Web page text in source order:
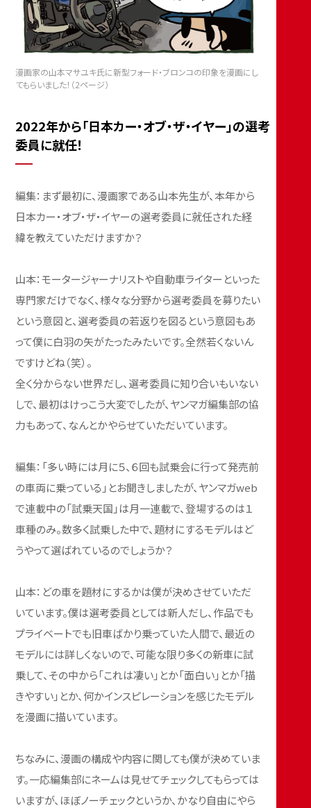
漫画家の山本マサユキ氏に新型フォード・ブロンコの印象を漫画にし
てもらいました！（2ページ）
2022年から「日本カー・オブ・ザ・イヤー」の選考
委員に就任！
編集：まず最初に、漫画家である山本先生が、本年から
日本カー・オブ・ザ・イヤーの選考委員に就任された経
緯を教えていただけますか？
山本：モータージャーナリストや自動車ライターといった
専門家だけでなく、様々な分野から選考委員を募りたい
という意図と、選考委員の若返りを図るという意図もあ
って僕に白羽の矢がたったみたいです。全然若くないん
ですけどね（笑）。
全く分からない世界だし、選考委員に知り合いもいない
しで、最初はけっこう大変でしたが、ヤンマガ編集部の協
力もあって、なんとかやらせていただいています。
編集：「多い時には月に５、６回も試乗会に行って発売前
の車両に乗っている」とお聞きしましたが、ヤンマガweb
で連載中の「試乗天国」は月一連載で、登場するのは１
車種のみ。数多く試乗した中で、題材にするモデルはど
うやって選ばれているのでしょうか？
山本：どの車を題材にするかは僕が決めさせていただ
いています。僕は選考委員としては新人だし、作品でも
プライベートでも旧車ばかり乗っていた人間で、最近の
モデルには詳しくないので、可能な限り多くの新車に試
乗して、その中から「これは凄い」とか「面白い」とか「描
きやすい」とか、何かインスピレーションを感じたモデル
を漫画に描いています。
ちなみに、漫画の構成や内容に関しても僕が決めていま
す。一応編集部にネームは見せてチェックしてもらっては
いますが、ほぼノーチェックというか、かなり自由にやら